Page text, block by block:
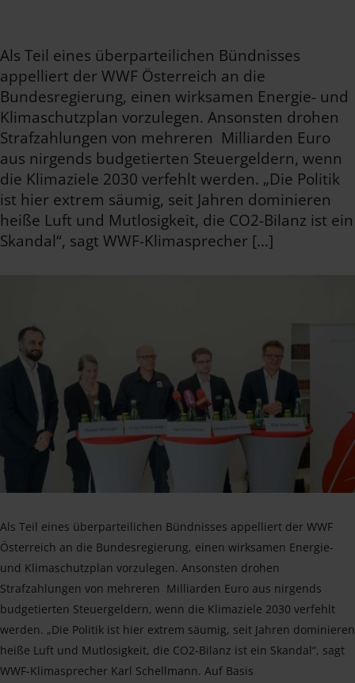
Als Teil eines überparteilichen Bündnisses
appelliert der WWF Österreich an die
Bundesregierung, einen wirksamen Energie- und
Klimaschutzplan vorzulegen. Ansonsten drohen
Strafzahlungen von mehreren Milliarden Euro
aus nirgends budgetierten Steuergeldern, wenn
die Klimaziele 2030 verfehlt werden. „Die Politik
ist hier extrem säumig, seit Jahren dominieren
heiße Luft und Mutlosigkeit, die CO2-Bilanz ist ein
Skandal“, sagt WWF-Klimasprecher […]
Als Teil eines überparteilichen Bündnisses appelliert der WWF
Österreich an die Bundesregierung, einen wirksamen Energie-
und Klimaschutzplan vorzulegen. Ansonsten drohen
Strafzahlungen von mehreren Milliarden Euro aus nirgends
budgetierten Steuergeldern, wenn die Klimaziele 2030 verfehlt
werden. „Die Politik ist hier extrem säumig, seit Jahren dominieren
heiße Luft und Mutlosigkeit, die CO2-Bilanz ist ein Skandal“, sagt
WWF-Klimasprecher Karl Schellmann. Auf Basis